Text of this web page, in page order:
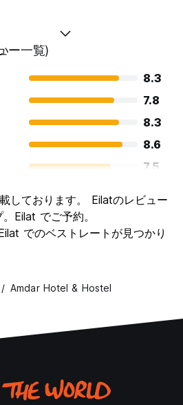
ー一覧)
8.3
7.8
8.3
8.6
7.5
7.9
しております。 Eilatのレビュー
Eilat でご予約。
でのベストレートが見つかり
Amdar Hotel & Hostel